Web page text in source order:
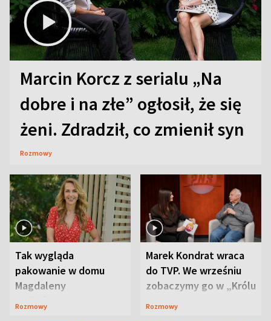
Marcin Korcz z serialu „Na
dobre i na złe” ogłosił, że się
żeni. Zdradził, co zmienił syn
Rozmowy
Tak wygląda
pakowanie w domu
Magdaleny
Waligórskiej-Lisieckiej.
Rozmowy
Marek Kondrat wraca
do TVP. We wrześniu
zobaczymy go w „Królu
Maciusiu I”
Rozmowy